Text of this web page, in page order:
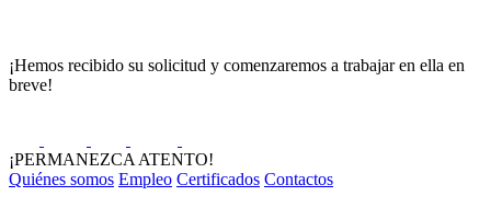
¡Hemos recibido su solicitud y comenzaremos a trabajar en ella en
breve!
¡PERMANEZCA ATENTO!
Quiénes somos Empleo Certificados Contactos